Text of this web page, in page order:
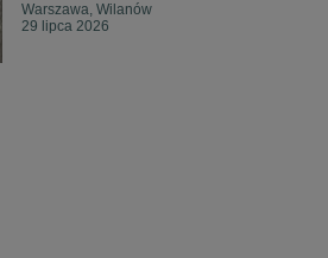
Warszawa, Wilanów
29 lipca 2026